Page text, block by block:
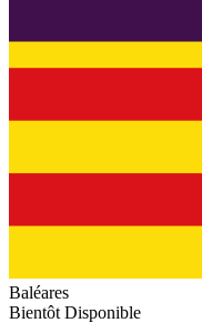
Baléares
Bientôt Disponible